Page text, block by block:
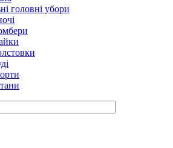
головні убори